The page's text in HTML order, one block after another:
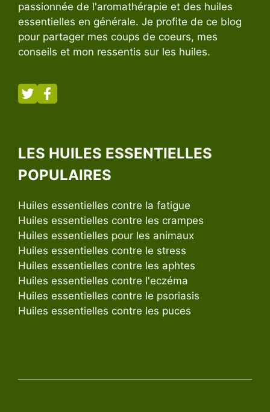
passionnée de l'aromathérapie et des huiles
essentielles en générale. Je profite de ce blog
pour partager mes coups de coeurs, mes
conseils et mon ressentis sur les huiles.
LES HUILES ESSENTIELLES
POPULAIRES
Huiles essentielles contre la fatigue
Huiles essentielles contre les crampes
Huiles essentielles pour les animaux
Huiles essentielles contre le stress
Huiles essentielles contre les aphtes
Huiles essentielles contre l'eczéma
Huiles essentielles contre le psoriasis
Huiles essentielles contre les puces